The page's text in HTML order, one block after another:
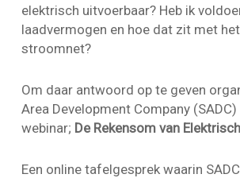
elektrisch uitvoerbaar? Heb ik
laadvermogen en hoe dat zit met
stroomnet?
Om daar antwoord op te geven
Area Development Company
webinar; De Rekensom van
Een online tafelgesprek waarin